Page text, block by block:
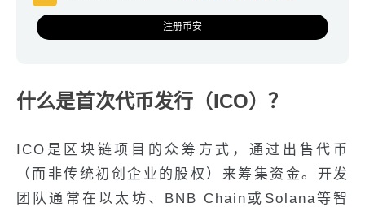
注册币安
什么是首次代币发行（ICO）？
ICO是区块链项目的众筹方式，通过出售代币
（而非传统初创企业的股权）来筹集资金。开发
团队通常在以太坊、BNB Chain或Solana等智